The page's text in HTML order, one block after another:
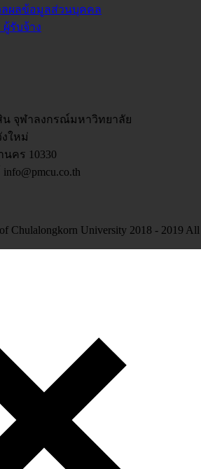
ลผลข้อมูลส่วนบุคคล
รับจ้าง
จุฬาลงกรณ์มหาวิทยาลัย
ใหม่
คร 10330
Chulalongkorn University 2018 - 2019 All